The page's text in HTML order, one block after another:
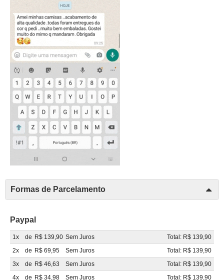
Formas de Parcelamento
Paypal
1x de R$ 139,90 Sem Juros
Total: R$ 139,90
2x
de R$ 69,95 Sem Juros
Total: R$ 139,90
3x
de R$ 46,63 Sem Juros
Total: R$ 139,90
4x
de R$ 34,98 Sem Juros
Total: R$ 139,90